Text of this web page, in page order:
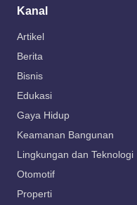
Kanal
Artikel
Berita
Bisnis
Edukasi
Gaya Hidup
Keamanan Bangunan
Lingkungan dan Teknologi
Otomotif
Properti